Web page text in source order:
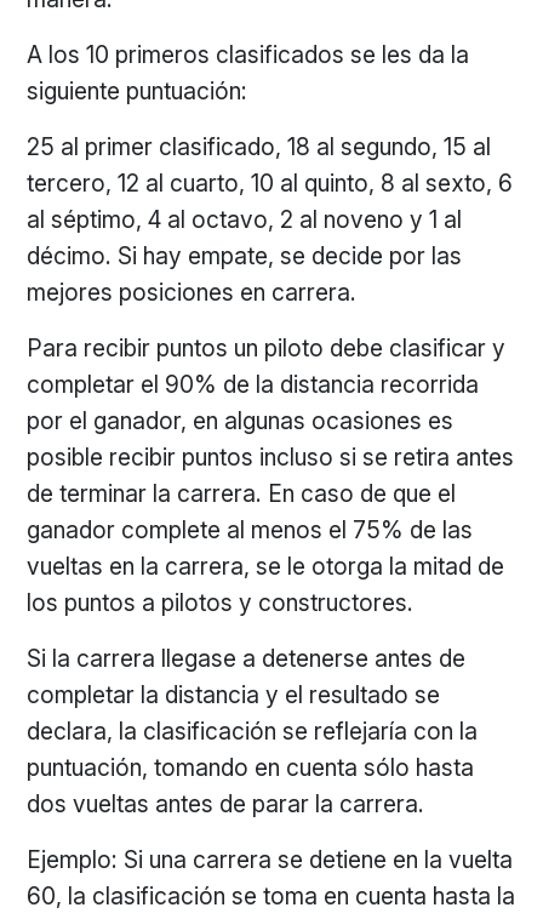
A los 10 primeros clasificados se les da la
siguiente puntuación:
25 al primer clasificado, 18 al segundo, 15 al
tercero, 12 al cuarto, 10 al quinto, 8 al sexto, 6
al séptimo, 4 al octavo, 2 al noveno y 1 al
décimo. Si hay empate, se decide por las
mejores posiciones en carrera.
Para recibir puntos un piloto debe clasificar y
completar el 90% de la distancia recorrida
por el ganador, en algunas ocasiones es
posible recibir puntos incluso si se retira antes
de terminar la carrera. En caso de que el
ganador complete al menos el 75% de las
vueltas en la carrera, se le otorga la mitad de
los puntos a pilotos y constructores.
Si la carrera llegase a detenerse antes de
completar la distancia y el resultado se
declara, la clasificación se reflejaría con la
puntuación, tomando en cuenta sólo hasta
dos vueltas antes de parar la carrera.
Ejemplo: Si una carrera se detiene en la vuelta
60, la clasificación se toma en cuenta hasta la